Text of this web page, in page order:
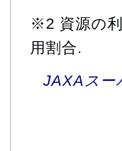
※2 資源の
用割合.
JAXAスー